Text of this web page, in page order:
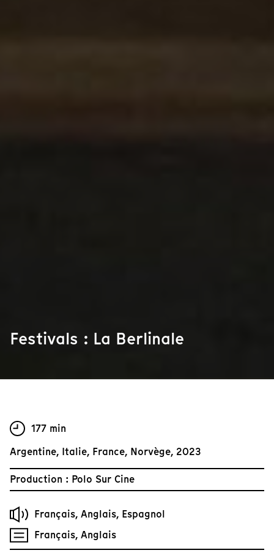
Festivals : La Berlinale
177 min
Argentine, Italie, France, Norvège, 2023
Production : Polo Sur Cine
Français, Anglais, Espagnol
Français, Anglais